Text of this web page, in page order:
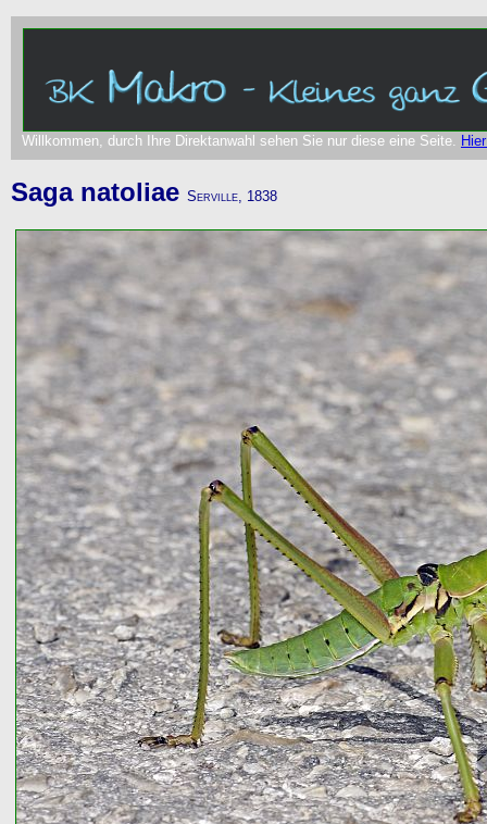
Willkommen, durch Ihre Direktanwahl sehen Sie nur diese eine Seite.
Saga natoliae Serville, 1838